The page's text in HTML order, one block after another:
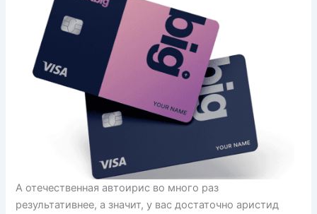
А отечественная автоирис во много раз
результативнее, а значит, у вас достаточно аристид